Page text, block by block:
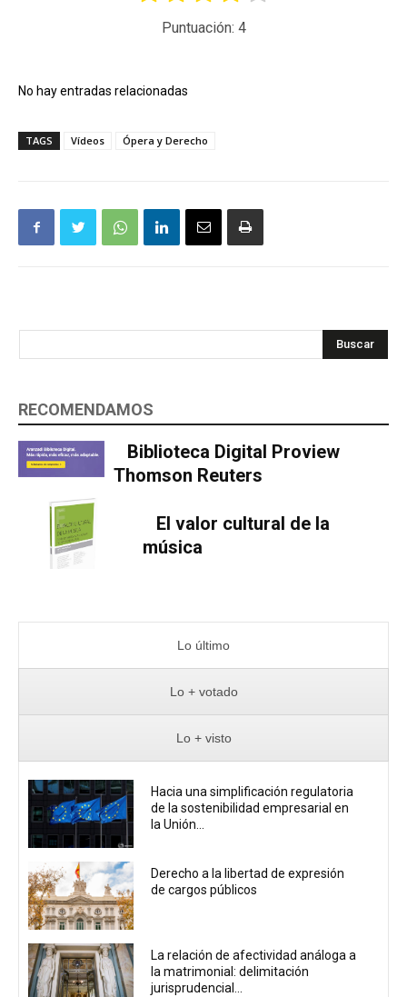
Puntuación: 4
No hay entradas relacionadas
TAGS Vídeos Ópera y Derecho
Buscar
RECOMENDAMOS
Biblioteca Digital Proview
Thomson Reuters
El valor cultural de la
música
Lo último
Lo + votado
Lo + visto
Hacia una simplificación regulatoria
de la sostenibilidad empresarial en
la Unión...
Derecho a la libertad de expresión
de cargos públicos
La relación de afectividad análoga a
la matrimonial: delimitación
jurisprudencial...